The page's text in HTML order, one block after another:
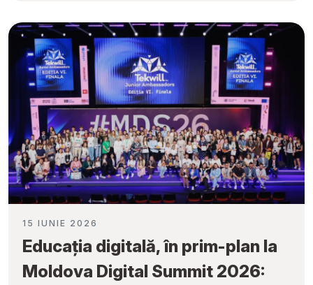
Ambassadors”
15 IUNIE 2026
Educația digitală, în prim-plan la
Moldova Digital Summit 2026: